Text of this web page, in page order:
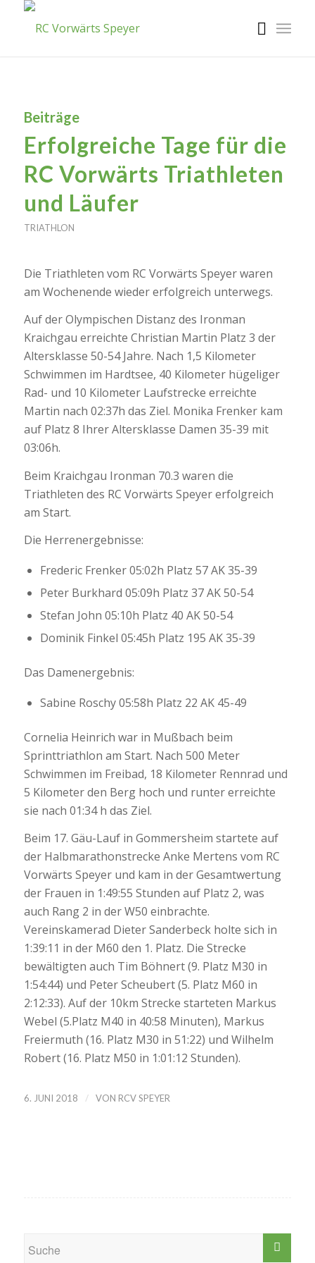
Beiträge
Erfolgreiche Tage für die
RC Vorwärts Triathleten
und Läufer
TRIATHLON
Die Triathleten vom RC Vorwärts Speyer waren
am Wochenende wieder erfolgreich unterwegs.
Auf der Olympischen Distanz des Ironman
Kraichgau erreichte Christian Martin Platz 3 der
Altersklasse 50-54 Jahre. Nach 1,5 Kilometer
Schwimmen im Hardtsee, 40 Kilometer hügeliger
Rad- und 10 Kilometer Laufstrecke erreichte
Martin nach 02:37h das Ziel. Monika Frenker kam
auf Platz 8 Ihrer Altersklasse Damen 35-39 mit
03:06h.
Beim Kraichgau Ironman 70.3 waren die
Triathleten des RC Vorwärts Speyer erfolgreich
am Start.
Die Herrenergebnisse:
Frederic Frenker 05:02h Platz 57 AK 35-39
Peter Burkhard 05:09h Platz 37 AK 50-54
Stefan John 05:10h Platz 40 AK 50-54
Dominik Finkel 05:45h Platz 195 AK 35-39
Das Damenergebnis:
Sabine Roschy 05:58h Platz 22 AK 45-49
Cornelia Heinrich war in Mußbach beim
Sprinttriathlon am Start. Nach 500 Meter
Schwimmen im Freibad, 18 Kilometer Rennrad und
5 Kilometer den Berg hoch und runter erreichte
sie nach 01:34 h das Ziel.
Beim 17. Gäu-Lauf in Gommersheim startete auf
der Halbmarathonstrecke Anke Mertens vom RC
Vorwärts Speyer und kam in der Gesamtwertung
der Frauen in 1:49:55 Stunden auf Platz 2, was
auch Rang 2 in der W50 einbrachte.
Vereinskamerad Dieter Sanderbeck holte sich in
1:39:11 in der M60 den 1. Platz. Die Strecke
bewältigten auch Tim Böhnert (9. Platz M30 in
1:54:44) und Peter Scheubert (5. Platz M60 in
2:12:33). Auf der 10km Strecke starteten Markus
Webel (5.Platz M40 in 40:58 Minuten), Markus
Freiermuth (16. Platz M30 in 51:22) und Wilhelm
Robert (16. Platz M50 in 1:01:12 Stunden).
6. JUNI 2018 / VON RCV SPEYER